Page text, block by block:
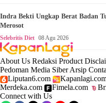
Indra Bekti Ungkap Berat Badan
Merosot
Selebritis Diet 08 Agu 2026
About Us Redaksi Product
Pedoman Media Siber Arsip
Liputan6.com
Merdeka.com
Fimela.com
Connect with Us